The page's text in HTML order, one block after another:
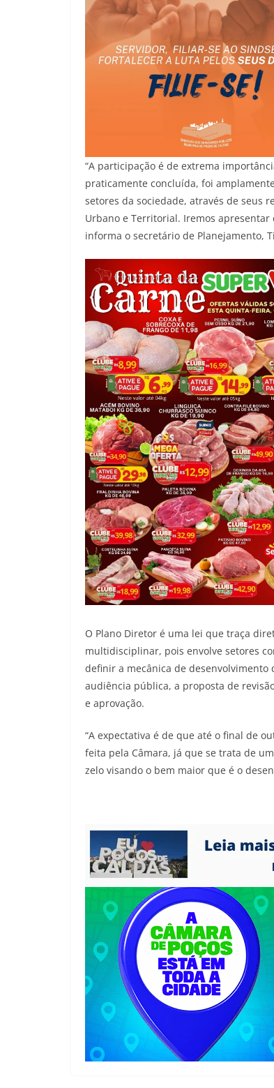
“A participação é de extrema
praticamente concluída, foi
setores da sociedade, através de seus
Urbano e Territorial. Iremos apresentar
informa o secretário de Planejamento,
O Plano Diretor é uma lei que traça
multidisciplinar, pois envolve setores
definir a mecânica de desenvolvimento
audiência pública, a proposta de
e aprovação.
“A expectativa é de que até o final de
feita pela Câmara, já que se trata de
zelo visando o bem maior que é o